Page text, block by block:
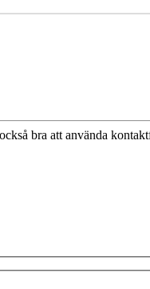
bra att använda